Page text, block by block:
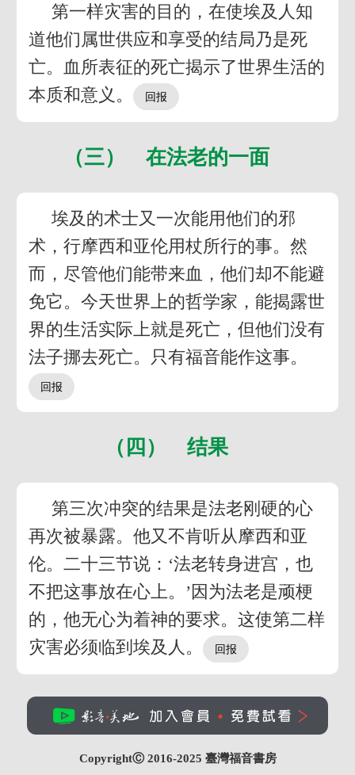
第一样灾害的目的，在使埃及人知
道他们属世供应和享受的结局乃是死
亡。血所表征的死亡揭示了世界生活的
本质和意义。
（三） 在法老的一面
埃及的术士又一次能用他们的邪
术，行摩西和亚伦用杖所行的事。然
而，尽管他们能带来血，他们却不能避
免它。今天世界上的哲学家，能揭露世
界的生活实际上就是死亡，但他们没有
法子挪去死亡。只有福音能作这事。
（四） 结果
第三次冲突的结果是法老刚硬的心
再次被暴露。他又不肯听从摩西和亚
伦。二十三节说：‘法老转身进宫，也
不把这事放在心上。’因为法老是顽梗
的，他无心为着神的要求。这使第二样
灾害必须临到埃及人。
CopyrightⒸ 2016-2025 臺灣福音書房